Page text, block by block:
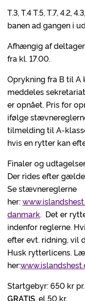
T.3, T.4 T.5, T.7, 4.2,
banen ad gangen i
Afhængig af
fra kl. 17.00.
Oprykning fra B til A
meddeles
er opnået. Pris for
ifølge
tilmelding til A-
hvis en rytter kan
Finaler og
Der rides efter
Se stævnereglerne
her:
danmark. Det er
indenfor reglerne.
efter evt. ridning, vil
Husk rytterlicens.
her:
Startgebyr: 650 kr
GRATIS, el 50 kr.